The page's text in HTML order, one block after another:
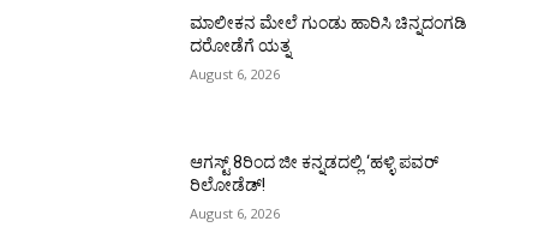
ಮಾಲೀಕನ ಮೇಲೆ ಗುಂಡು ಹಾರಿಸಿ ಚಿನ್ನದಂಗಡಿ
ದರೋಡೆಗೆ ಯತ್ನ
August 6, 2026
ಆಗಸ್ಟ್ 8ರಿಂದ ಜೀ ಕನ್ನಡದಲ್ಲಿ ‘ಹಳ್ಳಿ ಪವರ್
ರಿಲೋಡೆಡ್!
August 6, 2026